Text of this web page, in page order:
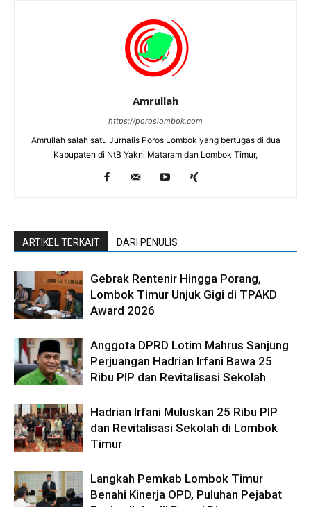
Amrullah
https://poroslombok.com
Amrullah salah satu Jurnalis Poros Lombok yang bertugas di dua
Kabupaten di NtB Yakni Mataram dan Lombok Timur,
ARTIKEL TERKAIT DARI PENULIS
Gebrak Rentenir Hingga Porang,
Lombok Timur Unjuk Gigi di TPAKD
Award 2026
Anggota DPRD Lotim Mahrus Sanjung
Perjuangan Hadrian Irfani Bawa 25
Ribu PIP dan Revitalisasi Sekolah
Hadrian Irfani Muluskan 25 Ribu PIP
dan Revitalisasi Sekolah di Lombok
Timur
Langkah Pemkab Lombok Timur
Benahi Kinerja OPD, Puluhan Pejabat